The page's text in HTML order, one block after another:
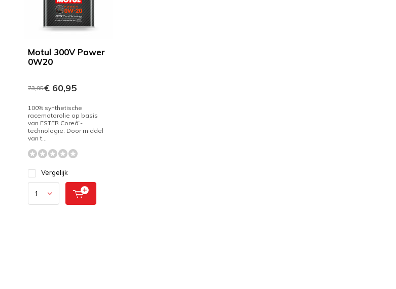
Motul 300V Power
0W20
73,95€ 60,95
100% synthetische
racemotorolie op basis
van ESTER Coreå¨-
technologie. Door middel
van t...
Vergelijk